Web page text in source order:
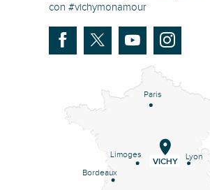
con #vichymonamour
Paris
Lyon
Limoges
Bordeaux
VICHY